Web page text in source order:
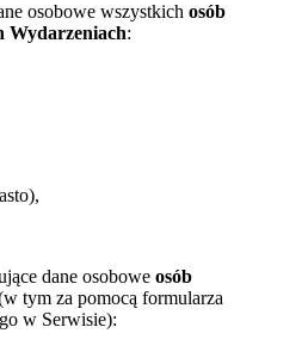
osobowe wszystkich osób
Wydarzeniach:
dane osobowe osób
tym za pomocą formularza
w Serwisie):